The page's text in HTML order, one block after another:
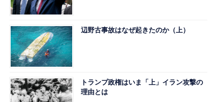
辺野古事故はなぜ起きたのか（上）
トランプ政権はいま「上」イラン攻撃の
理由とは